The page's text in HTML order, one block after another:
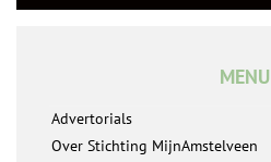
MENU
Advertorials
Over Stichting MijnAmstelveen